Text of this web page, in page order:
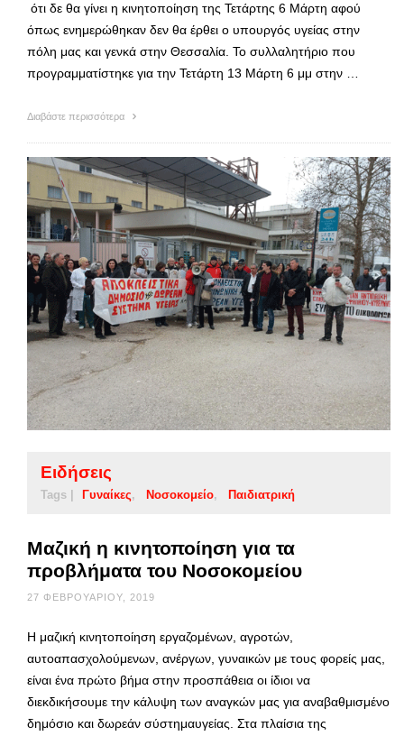
ότι δε θα γίνει η κινητοποίηση της Τετάρτης 6 Μάρτη αφού
όπως ενημερώθηκαν δεν θα έρθει ο υπουργός υγείας στην
πόλη μας και γενκά στην Θεσσαλία. Το συλλαλητήριο που
προγραμματίστηκε για την Τετάρτη 13 Μάρτη 6 μμ στην …
Διαβάστε περισσότερα
Ειδήσεις
Tags | Γυναίκες Νοσοκομείο Παιδιατρική
Μαζική η κινητοποίηση για τα
προβλήματα του Νοσοκομείου
27 ΦΕΒΡΟΥΑΡΊΟΥ, 2019
Η μαζική κινητοποίηση εργαζομένων, αγροτών,
αυτοαπασχολούμενων, ανέργων, γυναικών με τους φορείς μας,
είναι ένα πρώτο βήμα στην προσπάθεια οι ίδιοι να
διεκδικήσουμε την κάλυψη των αναγκών μας για αναβαθμισμένο
δημόσιο και δωρεάν σύστημαυγείας. Στα πλαίσια της